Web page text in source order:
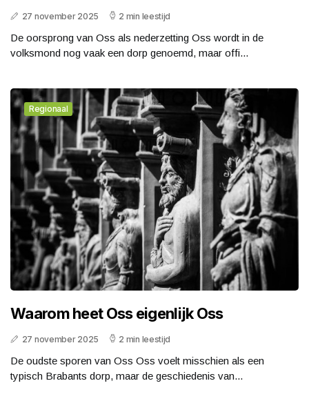
27 november 2025 2 min leestijd
De oorsprong van Oss als nederzetting Oss wordt in de
volksmond nog vaak een dorp genoemd, maar offi...
Regionaal
Waarom heet Oss eigenlijk Oss
27 november 2025 2 min leestijd
De oudste sporen van Oss Oss voelt misschien als een
typisch Brabants dorp, maar de geschiedenis van...